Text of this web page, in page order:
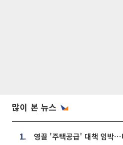
많이 본 뉴스
1.